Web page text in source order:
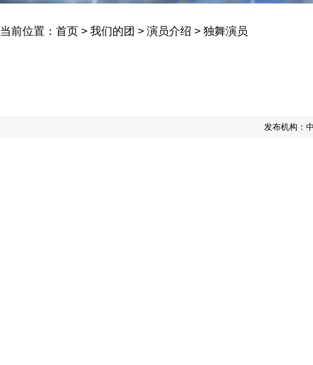
当前位置： 首页 > 我们的团 > 演员介绍 > 独舞演员
发布机构：